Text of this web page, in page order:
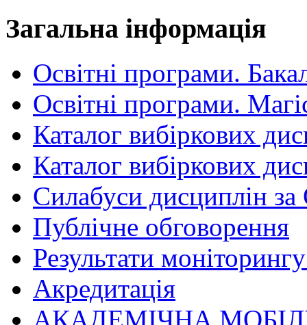
Загальна інформація
Освітні програми.
Освітні програми.
Каталог вибіркових
Каталог вибіркових
Силабуси дисциплін
Публічне обговорення
Результати
Акредитація
АКАДЕМІЧНА